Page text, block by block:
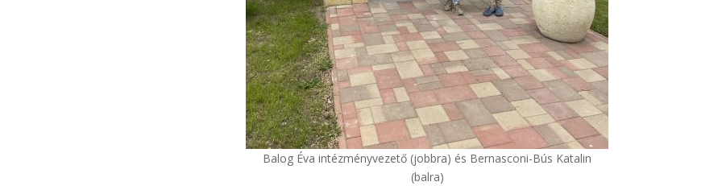
Balog Éva intézményvezető (jobbra) és Bernasconi-Bús Katalin
(balra)